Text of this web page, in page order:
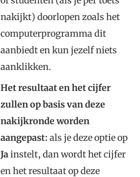
nakijkt) doorlopen zoals het
computerprogramma dit
aanbiedt en kun jezelf niets
aanklikken.
Het resultaat en het cijfer
zullen op basis van deze
nakijkronde worden
aangepast: als je deze optie op
Jainstelt, dan wordt het cijfer
en het resultaat op deze